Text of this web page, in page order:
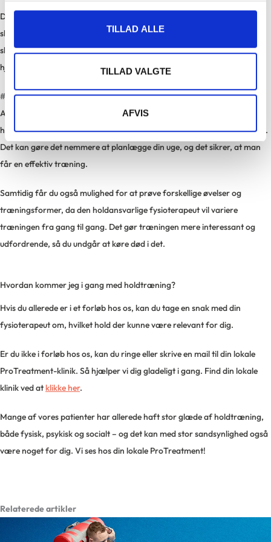
TILLAD ALLE
TILLAD VALGTE
AFVIS
Da det er fysioterapeuten, der planlægger og instruerer træningen,
slipper du for at tænke på, hvilke øvelser du skal lave, hvor mange du
skal lave og hvordan du skal udføre dem. Du kan blot møde op, slå
hjernen fra og have fuldt fokus på det, du er kommet for – at træne.
#5 Struktur og variation
At gå til holdtræning kan bidrage til, at du får skabt en fast rutine, da
holdtræningen følger en fast tidsplan og ligger på fastlagte tidspunkter.
Det kan gøre det nemmere at planlægge din uge, og det sikrer, at man
får en effektiv træning.
Samtidig får du også mulighed for at prøve forskellige øvelser og
træningsformer, da den holdansvarlige fysioterapeut vil variere
træningen fra gang til gang. Det gør træningen mere interessant og
udfordrende, så du undgår at køre død i det.
Hvordan kommer jeg i gang med holdtræning?
Hvis du allerede er i et forløb hos os, kan du tage en snak med din
fysioterapeut om, hvilket hold der kunne være relevant for dig.
Er du ikke i forløb hos os, kan du ringe eller skrive en mail til din lokale
ProTreatment-klinik. Så hjælper vi dig gladeligt i gang. Find din lokale
klinik ved atklikke her.
Mange af vores patienter har allerede haft stor glæde af holdtræning,
både fysisk, psykisk og socialt – og det kan med stor sandsynlighed også
være noget for dig. Vi ses hos din lokale ProTreatment!
Relaterede artikler